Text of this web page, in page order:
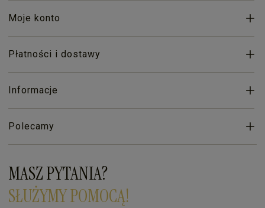
Moje konto
Płatności i dostawy
Informacje
Polecamy
MASZ PYTANIA?
SŁUŻYMY POMOCĄ!